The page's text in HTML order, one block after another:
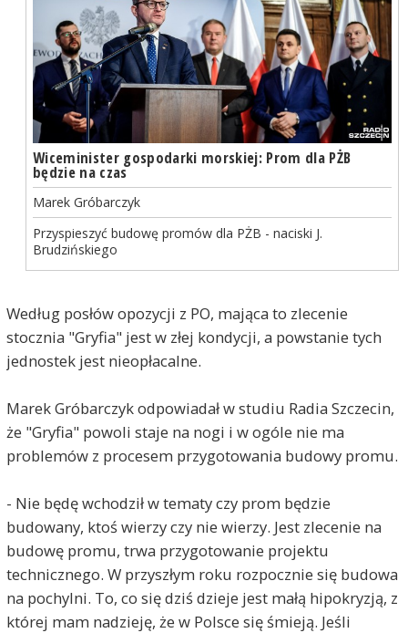
Wiceminister gospodarki morskiej: Prom dla PŻB
będzie na czas
Marek Gróbarczyk
Przyspieszyć budowę promów dla PŻB - naciski J.
Brudzińskiego
Według posłów opozycji z PO, mająca to zlecenie
stocznia "Gryfia" jest w złej kondycji, a powstanie tych
jednostek jest nieopłacalne.
Marek Gróbarczyk odpowiadał w studiu Radia Szczecin,
że "Gryfia" powoli staje na nogi i w ogóle nie ma
problemów z procesem przygotowania budowy promu.
- Nie będę wchodził w tematy czy prom będzie
budowany, ktoś wierzy czy nie wierzy. Jest zlecenie na
budowę promu, trwa przygotowanie projektu
technicznego. W przyszłym roku rozpocznie się budowa
na pochylni. To, co się dziś dzieje jest małą hipokryzją, z
której mam nadzieję, że w Polsce się śmieją. Jeśli